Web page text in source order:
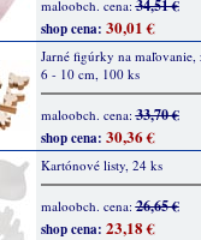
maloobch. cena:34,51 €
shop cena: 30,01 €
Jarné figúrky na maľovanie,
6 - 10 cm, 100 ks
maloobch. cena:33,70 €
shop cena: 30,36 €
Kartónové listy, 24 ks
maloobch. cena:26,65 €
shop cena: 23,18 €